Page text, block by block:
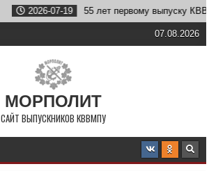
2026-07-19 55 лет первому выпуску КВВМПУ
07.08.2026
МОРПОЛИТ
САЙТ ВЫПУСКНИКОВ КВВМПУ